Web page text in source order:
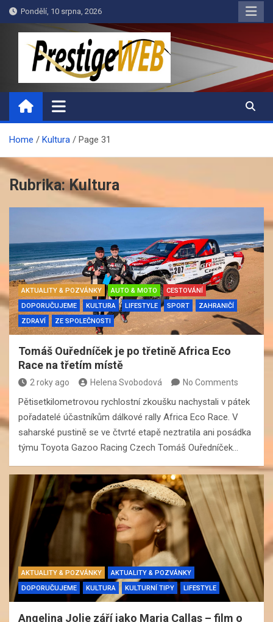
Skip
to
Pondělí, 10 srpna, 2026
PrestigeWEB
Home Kultura Page 31
Rubrika:Kultura
AKTUALITY & POZVÁNKY AUTO & MOTO
CESTOVÁNÍ
DOPORUČUJEME
KULTURA LIFESTYLE SPORT
ZAHRANIČÍ
ZDRAVÍ
ZE SPOLEČNOSTI
Tomáš Ouředníček je po třetině Africa Eco
Race na třetím místě
2 roky ago Helena Svobodová No Comments
Pětisetkilometrovou rychlostní zkoušku nachystali v pátek
pořadatelé účastníkům dálkové rally Africa Eco Race. V
saharské pustině se ve čtvrté etapě neztratila ani posádka
týmu Toyota Gazoo Racing Czech Tomáš Ouředníček…
AKTUALITY & POZVÁNKY
AKTUALITY & POZVÁNKY
DOPORUČUJEME
KULTURA KULTURNÍ TIPY LIFESTYLE
Angelina Jolie září jako Maria Callas – film o